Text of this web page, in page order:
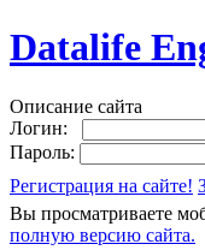
Datalife
Описание сайта
Логин:
Пароль:
Регистрация на сайте!
Вы просматриваете
полную версию сайта.